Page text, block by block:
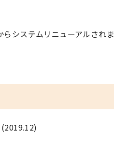
システムリニューアルされま
(2019.12)